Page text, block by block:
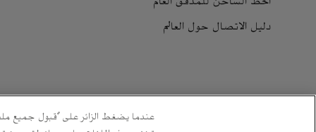
دليل الاتصال حول العالم
عندما يضغط الزائر على "قبول جميع